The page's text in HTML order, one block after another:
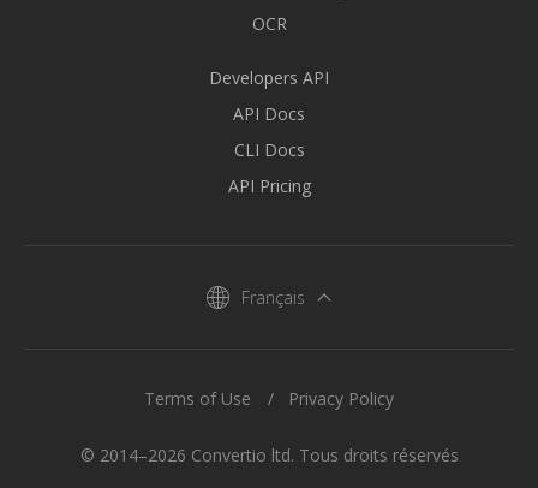
OCR
Developers API
API Docs
CLI Docs
API Pricing
Français
© 2014–2026 Convertio ltd. Tous droits réservés
Terms of Use Privacy Policy